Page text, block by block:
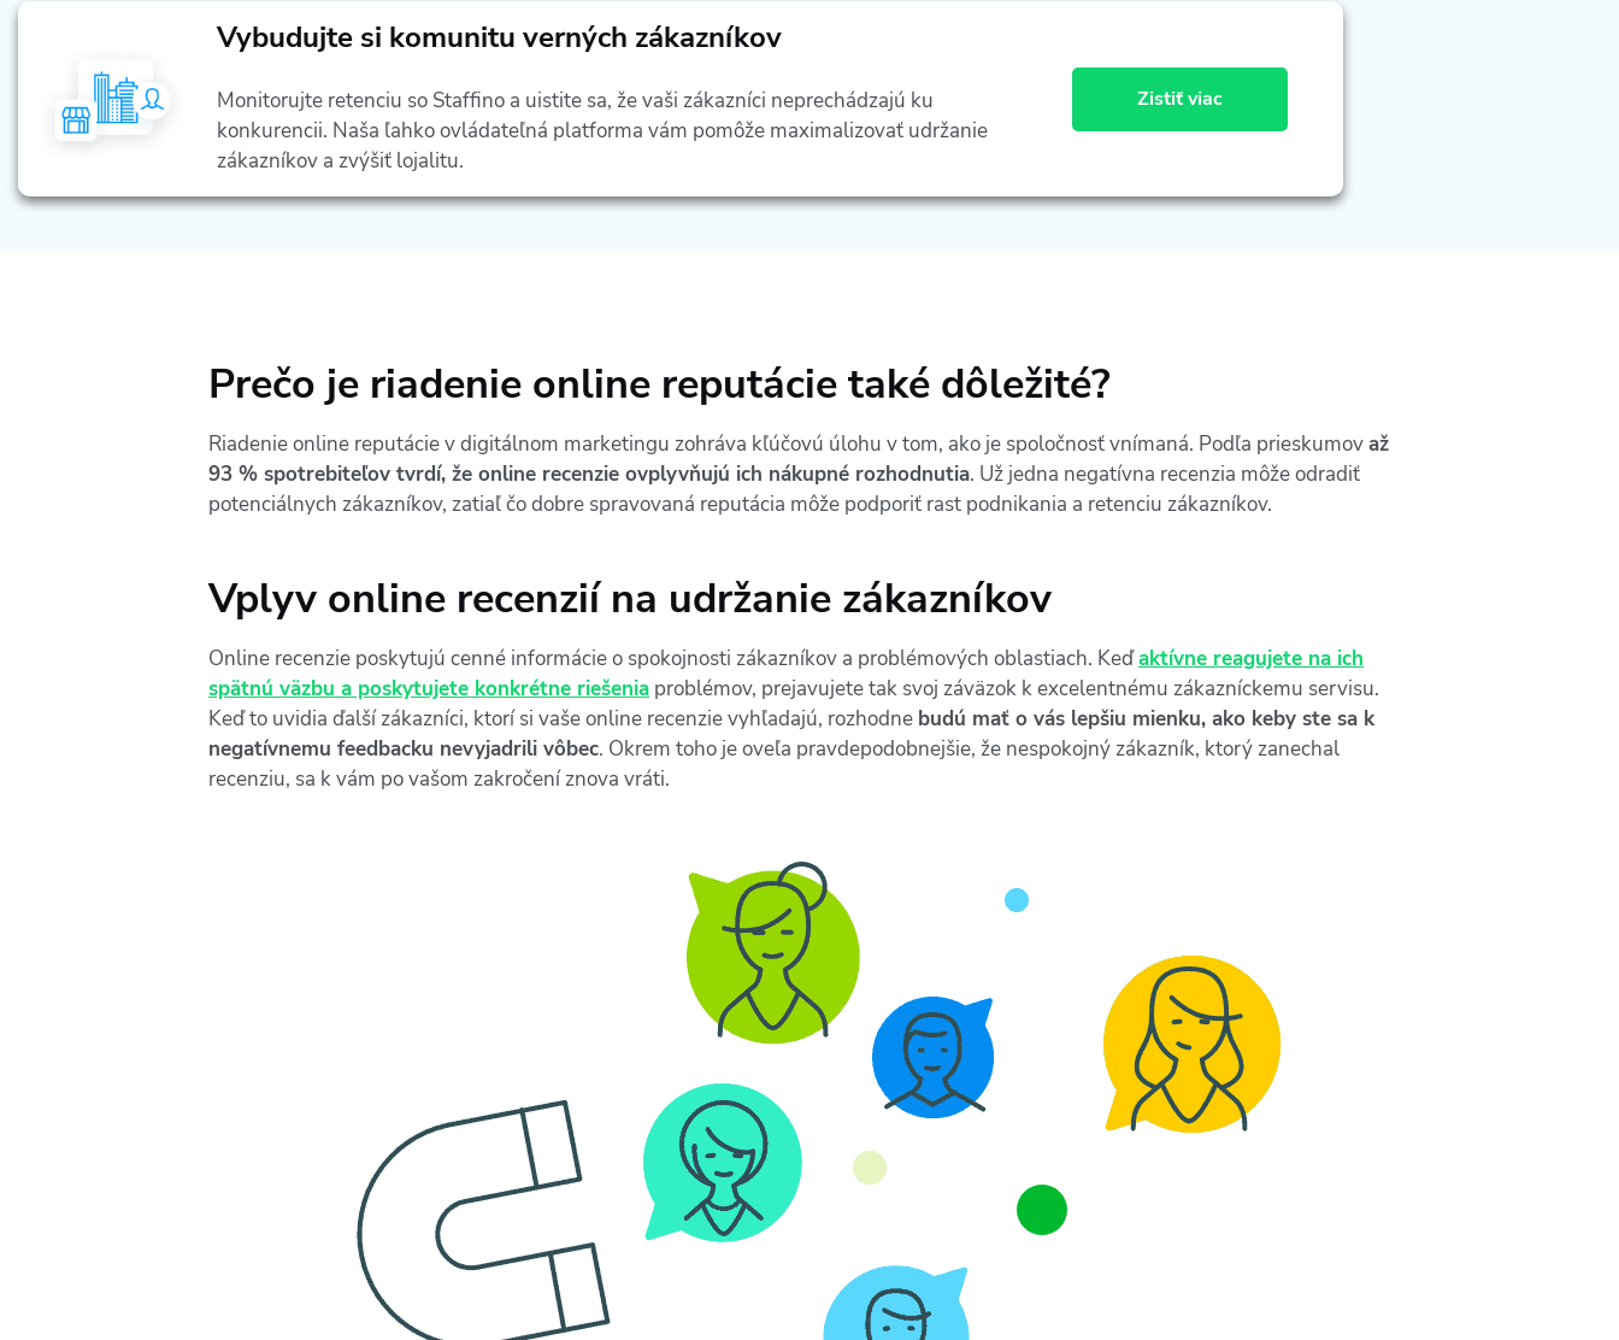
Vybudujte si komunitu verných zákazníkov
Monitorujte retenciu so Staffino a uistite sa, že vaši zákazníci neprechádzajú ku
konkurencii. Naša ľahko ovládateľná platforma vám pomôže maximalizovať udržanie
zákazníkov a zvýšiť lojalitu.
Zistiť viac
Prečo je riadenie online reputácie také dôležité?
Riadenie online reputácie v digitálnom marketingu zohráva kľúčovú úlohu v tom, ako je spoločnosť vnímaná. Podľa prieskumovaž
93 % spotrebiteľov tvrdí, že online recenzie ovplyvňujú ich nákupné rozhodnutia. Už jedna negatívna recenzia môže odradiť
potenciálnych zákazníkov, zatiaľ čo dobre spravovaná reputácia môže podporiť rast podnikania a retenciu zákazníkov.
Vplyv online recenzií na udržanie zákazníkov
Online recenzie poskytujú cenné informácie o spokojnosti zákazníkov a problémových oblastiach. Keďaktívne reagujete na ich
spätnú väzbu a poskytujete konkrétne riešenia problémov, prejavujete tak svoj záväzok k excelentnému zákazníckemu servisu.
Keď to uvidia ďalší zákazníci, ktorí si vaše online recenzie vyhľadajú, rozhodne budú mať o vás lepšiu mienku, ako keby ste sa k
negatívnemu feedbacku nevyjadrili vôbec. Okrem toho je oveľa pravdepodobnejšie, že nespokojný zákazník, ktorý zanechal
recenziu, sa k vám po vašom zakročení znova vráti.